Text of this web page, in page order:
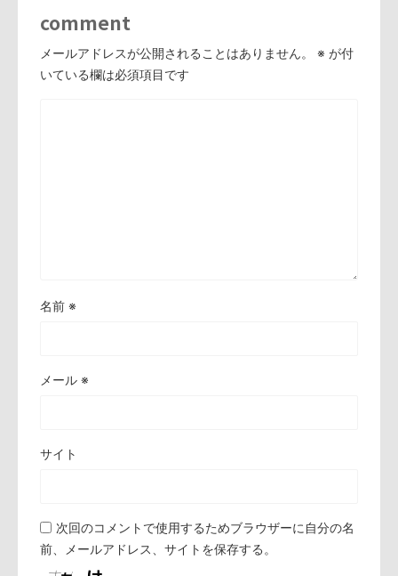
comment
メールアドレスが公開されることはありません。 ※ が付
いている欄は必須項目です
名前 ※
メール ※
サイト
次回のコメントで使用するためブラウザーに自分の名
前、メールアドレス、サイトを保存する。